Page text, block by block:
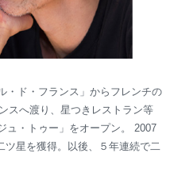
・ド・フランス」からフレンチの
スへ渡り、星つきレストラン等
ュ・トゥー」をオープン。 2007
ツ星を獲得。以後、５年連続で二